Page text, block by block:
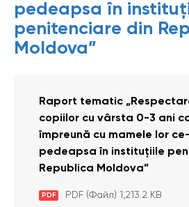
pedeapsa în
penitenciare din
Moldova”
Raport tematic
copiilor cu vârsta 0-3 ani
împreună cu mamele lor
pedeapsa în instituțiile
Republica Moldova”
PDF PDF (Файл) 1,213.2 KB